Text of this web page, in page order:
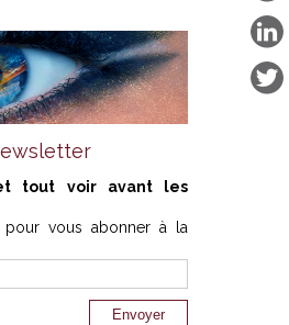
tout voir avant les
pour vous abonner à la